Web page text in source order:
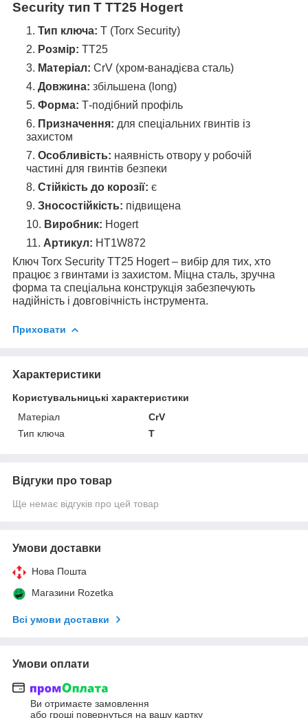
Security тип Т TT25 Hogert
Тип ключа: T (Torx Security)
Розмір: TT25
Матеріал: CrV (хром-ванадієва сталь)
Довжина: збільшена (long)
Форма: Т-подібний профіль
Призначення: для спеціальних гвинтів із
захистом
Особливість: наявність отвору у робочій
частині для гвинтів безпеки
Стійкість до корозії: є
Зносостійкість: підвищена
Виробник: Hogert
Артикул: HT1W872
Ключ Torx Security TT25 Hogert – вибір для тих, хто
працює з гвинтами із захистом. Міцна сталь, зручна
форма та спеціальна конструкція забезпечують
надійність і довговічність інструмента.
Приховати
Характеристики
Користувальницькі характеристики
Матеріал
CrV
Тип ключа
T
Відгуки про товар
Ще немає відгуків про цей товар
Умови доставки
Нова Пошта
Магазини Rozetka
Всі умови доставки
Умови оплати
Ви отримаєте замовлення
або гроші повернуться на вашу картку